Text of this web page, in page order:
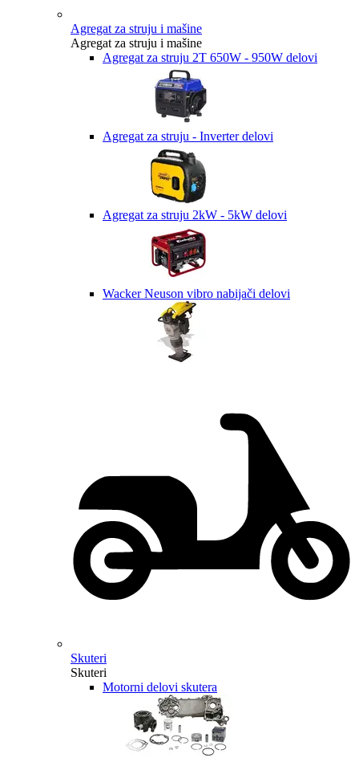
Agregat za struju i mašine
Agregat za struju i mašine
Agregat za struju 2T 650W - 950W delovi
Agregat za struju - Inverter delovi
Agregat za struju 2kW - 5kW delovi
Wacker Neuson vibro nabijači delovi
Skuteri
Skuteri
Motorni delovi skutera